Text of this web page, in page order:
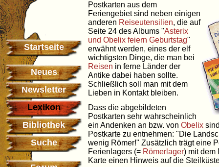
Startseite
Neues
Newsletter
Lexikon
Bibliothek
Suche
Postkarten aus dem
Feriengebiet sind neben einigen
anderen Reiseutensilien, die auf
Seite 24 des Albums "Asterix
und Obelix feiern Geburtstag"
erwähnt werden, eines der elf
wichtigsten Dinge, die man bei
Reisen in ferne Länder der
Antike dabei haben sollte.
Schließlich soll man mit dem
Lieben in Kontakt bleiben.
Dass die abgebildeten
Postkarten sehr wahrscheinlich
ein Andenken an bzw. von Obelix
Postkarte zu entnehmen: "Die
wenig Römer!" Zusätzlich trägt eine
Ferienlagers (= Römerlager) mit dem
Karte einen Hinweis auf die